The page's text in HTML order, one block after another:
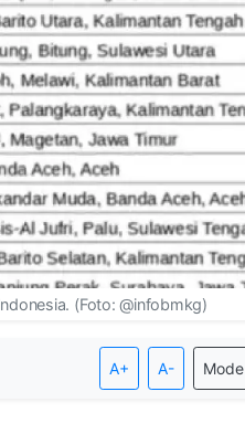
(Foto: @infobmkg)
A+ A- Mode